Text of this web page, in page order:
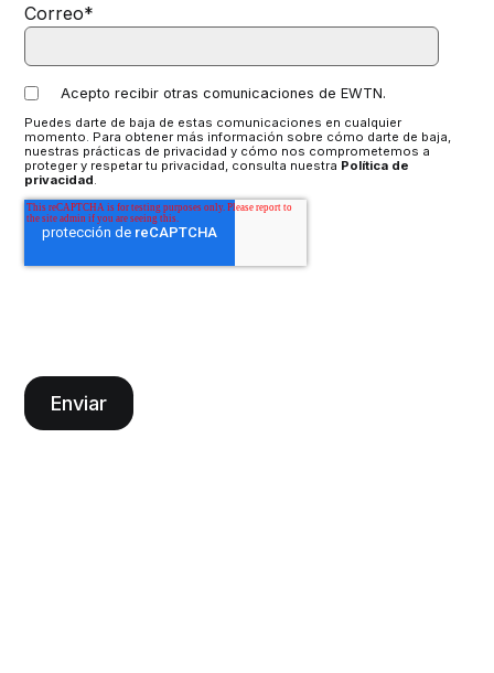
Correo*
Acepto recibir otras comunicaciones de EWTN.
Puedes darte de baja de estas comunicaciones en cualquier
momento. Para obtener más información sobre cómo darte de baja,
nuestras prácticas de privacidad y cómo nos comprometemos a
proteger y respetar tu privacidad, consulta nuestra Política de
privacidad.